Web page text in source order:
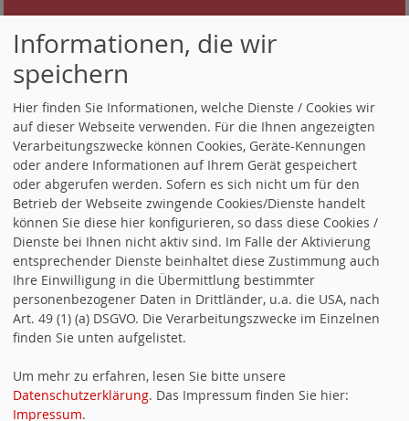
KABARETTABEND MIT LIOBA
ALBUS
verschoben auf den 29.05.2021
weitere Infos hier
KOMMUNALWAHL 2020
Ihre Kandidatinnen und Kandidaten der
SPD Nachrodt-Wiblingwerde für die Wahl
zum Gemeinderat am13.September 2020
Informationen, die wir
speichern
Hier finden Sie Informationen, welche Dienste / Cookies wir
auf dieser Webseite verwenden. Für die Ihnen angezeigten
Verarbeitungszwecke können Cookies, Geräte-Kennungen
oder andere Informationen auf Ihrem Gerät gespeichert
oder abgerufen werden. Sofern es sich nicht um für den
Betrieb der Webseite zwingende Cookies/Dienste handelt
können Sie diese hier konfigurieren, so dass diese Cookies /
Dienste bei Ihnen nicht aktiv sind. Im Falle der Aktivierung
entsprechender Dienste beinhaltet diese Zustimmung auch
Ihre Einwilligung in die Übermittlung bestimmter
personenbezogener Daten in Drittländer, u.a. die USA, nach
Art. 49 (1) (a) DSGVO. Die Verarbeitungszwecke im Einzelnen
finden Sie unten aufgelistet.
Um mehr zu erfahren, lesen Sie bitte unsere
Datenschutzerklärung. Das Impressum finden Sie hier:
Impressum.